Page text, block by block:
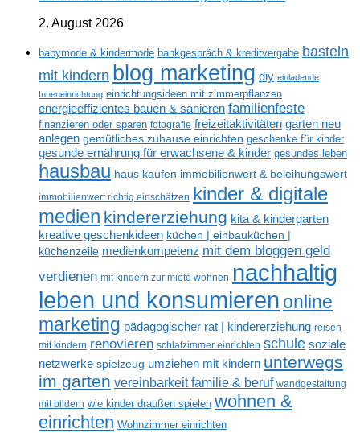
2. August 2026
babymode & kindermode bankgespräch & kreditvergabe basteln
mit kindern blog marketing diy einladende
Inneneinrichtung einrichtungsideen mit zimmerpflanzen
energieeffizientes bauen & sanieren familienfeste
finanzieren oder sparen fotografie freizeitaktivitäten garten neu
anlegen gemütliches zuhause einrichten geschenke für kinder
gesunde ernährung für erwachsene & kinder gesundes leben
hausbau haus kaufen immobilienwert & beleihungswert
immobilienwert richtig einschätzen kinder & digitale
medien kindererziehung kita & kindergarten
kreative geschenkideen küchen | einbauküchen |
küchenzeile medienkompetenz mit dem bloggen geld
verdienen mit kindern zur miete wohnen nachhaltig
leben und konsumieren online
marketing pädagogischer rat | kindererziehung reisen
mit kindern renovieren schlafzimmer einrichten schule soziale
netzwerke spielzeug umziehen mit kindern unterwegs
im garten vereinbarkeit familie & beruf wandgestaltung
mit bildern wie kinder draußen spielen wohnen &
einrichten Wohnzimmer einrichten